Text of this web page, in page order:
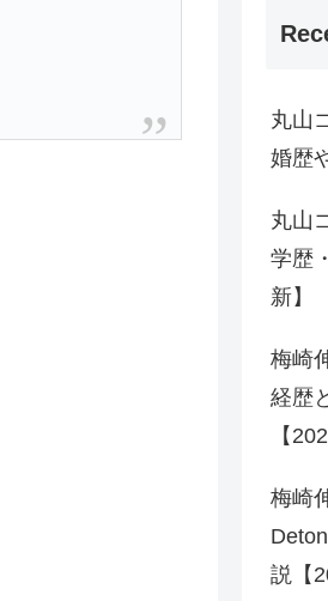
丸山
婚歴
丸山
学歴
新】
梅崎
経歴
【
梅崎
説【